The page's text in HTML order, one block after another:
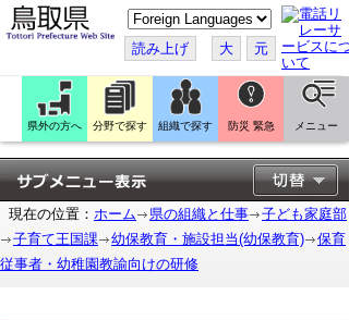
こ
の
ペ
ー
ジ
翻
訳
す
る
読み上げ 大 元
県外の方へ 分野で探す 組織で探す 防災 緊急 メニュー
現在の位置： ホーム 県の組織と仕事
子ども家庭部
子育て王国課
幼保教育・施設担当(幼保教育)
保育
従事者・幼稚園教諭向けの研修